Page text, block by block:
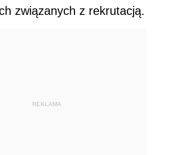
związanych z rekrutacją.
REKLAMA